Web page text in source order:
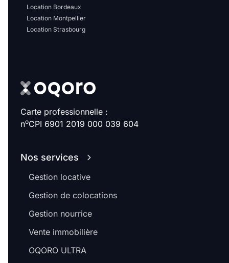
Location Bordeaux
Location Montpellier
Location Strasbourg
Carte professionnelle :
noCPI 6901 2019 000 039 604
Nos services
Gestion locative
Gestion de colocations
Gestion nourrice
Vente immobilière
OQORO ULTRA